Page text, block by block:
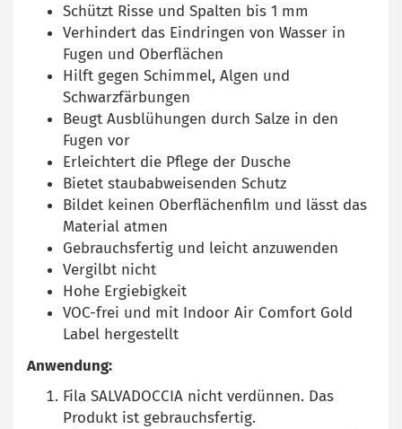
Schützt Risse und Spalten bis 1 mm
Verhindert das Eindringen von Wasser in
Fugen und Oberflächen
Hilft gegen Schimmel, Algen und
Schwarzfärbungen
Beugt Ausblühungen durch Salze in den
Fugen vor
Erleichtert die Pflege der Dusche
Bietet staubabweisenden Schutz
Bildet keinen Oberflächenfilm und lässt das
Material atmen
Gebrauchsfertig und leicht anzuwenden
Vergilbt nicht
Hohe Ergiebigkeit
VOC-frei und mit Indoor Air Comfort Gold
Label hergestellt
Anwendung:
Fila SALVADOCCIA nicht verdünnen. Das
Produkt ist gebrauchsfertig.